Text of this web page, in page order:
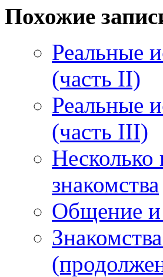
Похожие
Реальные
(часть II)
Реальные
(часть III)
Несколько
знакомства
Общение и